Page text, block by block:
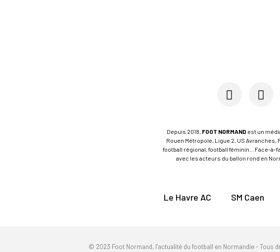
Depuis 2018, FOOT NORMAND est un
Rouen Métropole, Ligue 2, US Avranches,
football régional, football féminin... Face-
avec les acteurs du ballon rond en
Le Havre AC SM Caen
© 2023 Foot Normand, l’actualité du football en Normandie - Tous